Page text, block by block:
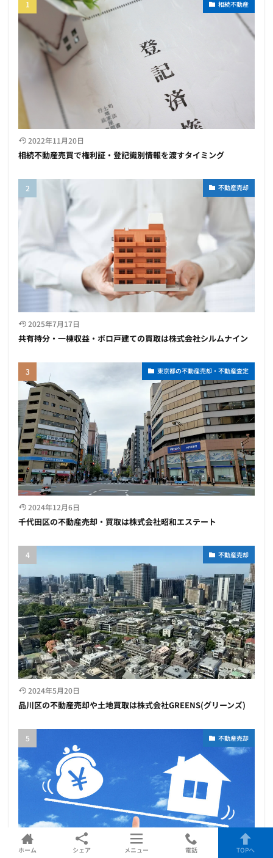
相続不動産
2022年11月20日
相続不動産売買で権利証・登記識別情報を渡すタイミング
不動産売却
2025年7月17日
共有持分・一棟収益・ボロ戸建ての買取は株式会社シルムナイン
東京都の不動産売却・不動産査定
2024年12月6日
千代田区の不動産売却・買取は株式会社昭和エステート
不動産売却
2024年5月20日
品川区の不動産売却や土地買取は株式会社GREENS(グリーンズ)
不動産売却
ホーム シェア メニュー 電話 TOPへ